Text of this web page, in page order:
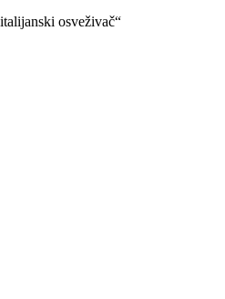
osveživač“